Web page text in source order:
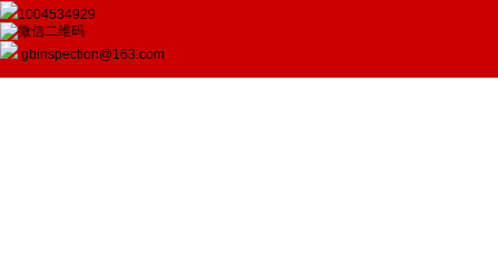
1004534929
gbinspection@163.com